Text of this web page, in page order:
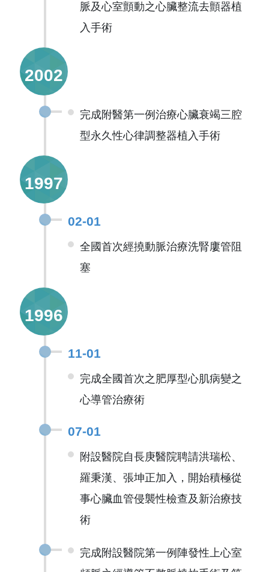
脈及心室顫動之心臟整流去顫器植
入手術
2002
完成附醫第一例治療心臟衰竭三腔
型永久性心律調整器植入手術
1997
02-01
全國首次經撓動脈治療洗腎廔管阻
塞
1996
11-01
完成全國首次之肥厚型心肌病變之
心導管治療術
07-01
附設醫院自長庚醫院聘請洪瑞松、
羅秉漢、張坤正加入，開始積極從
事心臟血管侵襲性檢查及新治療技
術
完成附設醫院第一例陣發性上心室